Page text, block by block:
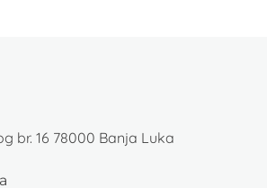
br. 16 78000 Banja Luka